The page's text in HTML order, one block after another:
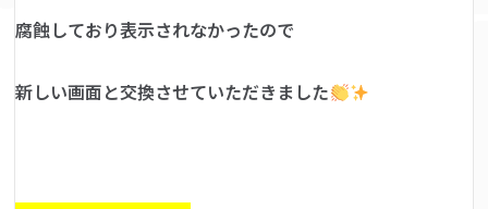
腐蝕しており表示されなかったので
新しい画面と交換させていただきました